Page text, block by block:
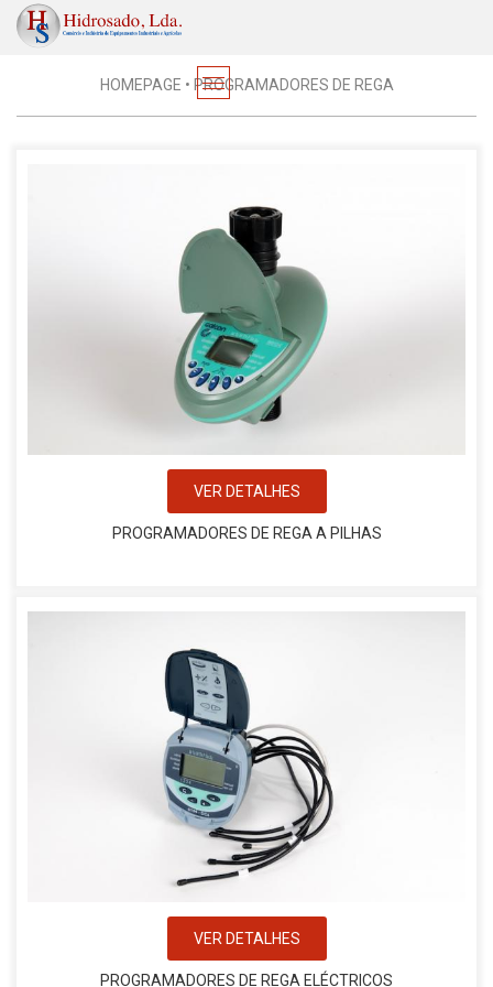
HOMEPAGE • PROGRAMADORES DE REGA
VER DETALHES
PROGRAMADORES DE REGA A PILHAS
VER DETALHES
PROGRAMADORES DE REGA ELÉCTRICOS